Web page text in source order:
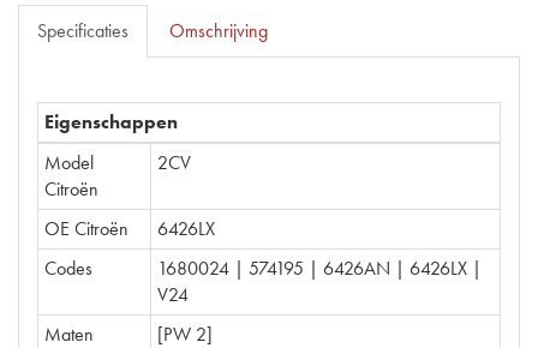
Specificaties Omschrijving
Eigenschappen
Model
Citroën
2CV
OE Citroën
6426LX
Codes
1680024 | 574195 | 6426AN | 6426LX |
V24
Maten
[PW 2]